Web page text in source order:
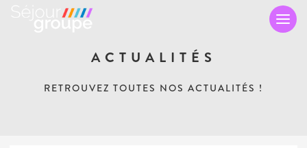
ACTUALITÉS
RETROUVEZ TOUTES NOS ACTUALITÉS !